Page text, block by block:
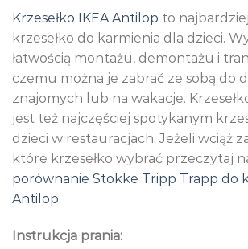
Krzesełko IKEA Antilop to
krzesełko do karmienia dla dzieci.
łatwością montażu, demontażu i
czemu można je zabrać ze sobą do
znajomych lub na wakacje.
jest też najczęściej spotykanym
dzieci w restauracjach. Jeżeli wciąż
które krzesełko wybrać przeczytaj
porównanie Stokke Tripp Trapp do
Antilop.
Instrukcja prania: